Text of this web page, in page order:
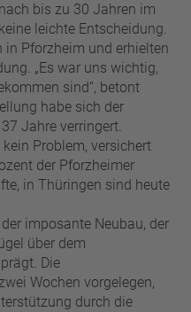
bis zu 30 Jahren im
leichte Entscheidung.
Pforzheim und erhielten
„Es war uns wichtig,
sind“, betont
habe sich der
Jahre verringert.
Problem, versichert
der Pforzheimer
in Thüringen sind heute
imposante Neubau, der
über dem
Die
Wochen vorgelegen,
durch die